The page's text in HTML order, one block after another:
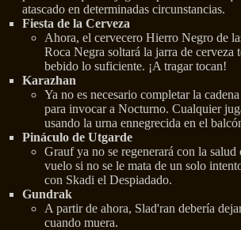
atascado en determinadas circunstancias.
Fiesta de la Cerveza
Ahora, el cervecero Hierro Negro de
Roca Negra soltará la jarra de cerveza
bebido lo suficiente. ¡A tragar tocan!
Karazhan
Ya no es necesario completar la
para invocar a Nocturno. Cualquier
usando la urna ennegrecida en el
Pináculo de Utgarde
Grauf ya no se regenerará con la salud
vuelo si no se le mata de un solo
con Skadi el Despiadado.
Gundrak
A partir de ahora, Slad'ran debería
cuando muera.